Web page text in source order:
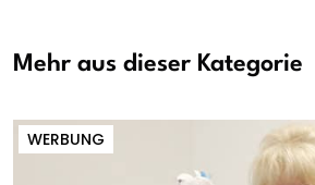
Mehr aus dieser Kategorie
WERBUNG